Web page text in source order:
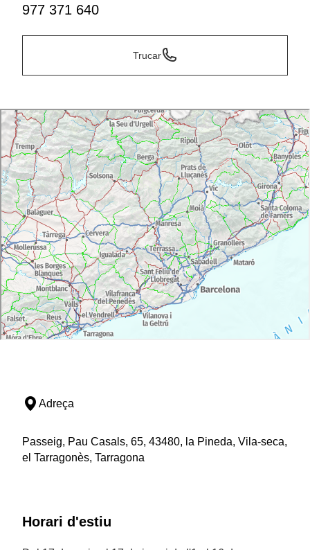
977 371 640
Trucar
Adreça
Passeig, Pau Casals, 65, 43480, la Pineda, Vila-seca,
el Tarragonès, Tarragona
Horari d'estiu